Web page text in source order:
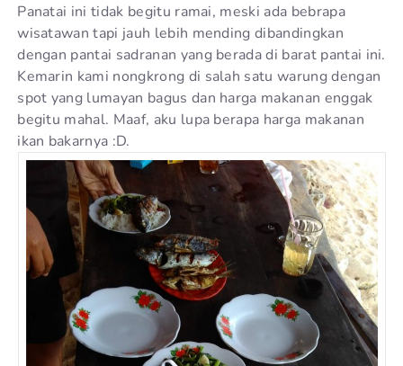
Panatai ini tidak begitu ramai, meski ada bebrapa
wisatawan tapi jauh lebih mending dibandingkan
dengan pantai sadranan yang berada di barat pantai ini.
Kemarin kami nongkrong di salah satu warung dengan
spot yang lumayan bagus dan harga makanan enggak
begitu mahal. Maaf, aku lupa berapa harga makanan
ikan bakarnya :D.